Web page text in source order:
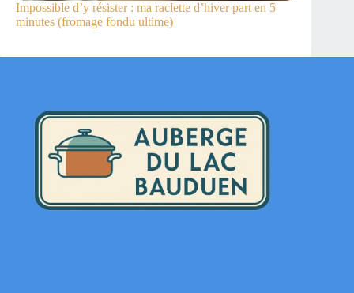
Impossible d’y résister : ma raclette d’hiver part en 5
minutes (fromage fondu ultime)